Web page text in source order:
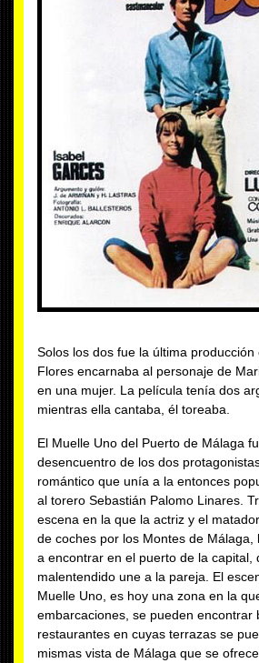
Solos los dos fue la última producción
Flores encarnaba al personaje de
en una mujer. La película tenía dos
mientras ella cantaba, él toreaba.
El Muelle Uno del Puerto de Málaga
desencuentro de los dos
romántico que unía a la entonces
al torero Sebastián Palomo Linares.
escena en la que la actriz y el
de coches por los Montes de Málaga,
a encontrar en el puerto de la capital,
malentendido une a la pareja. El
Muelle Uno, es hoy una zona en la
embarcaciones, se pueden encontrar
restaurantes en cuyas terrazas se
mismas vista de Málaga que se